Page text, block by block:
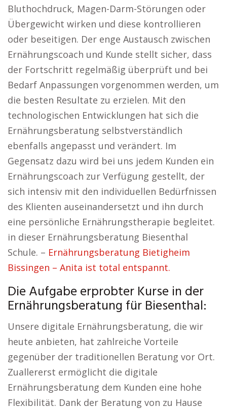
Bluthochdruck, Magen-Darm-Störungen oder
Übergewicht wirken und diese kontrollieren
oder beseitigen. Der enge Austausch zwischen
Ernährungscoach und Kunde stellt sicher, dass
der Fortschritt regelmäßig überprüft und bei
Bedarf Anpassungen vorgenommen werden, um
die besten Resultate zu erzielen. Mit den
technologischen Entwicklungen hat sich die
Ernährungsberatung selbstverständlich
ebenfalls angepasst und verändert. Im
Gegensatz dazu wird bei uns jedem Kunden ein
Ernährungscoach zur Verfügung gestellt, der
sich intensiv mit den individuellen Bedürfnissen
des Klienten auseinandersetzt und ihn durch
eine persönliche Ernährungstherapie begleitet.
in dieser Ernährungsberatung Biesenthal
Schule. – Ernährungsberatung Bietigheim
Bissingen – Anita ist total entspannt.
Die Aufgabe erprobter Kurse in der
Ernährungsberatung für Biesenthal:
Unsere digitale Ernährungsberatung, die wir
heute anbieten, hat zahlreiche Vorteile
gegenüber der traditionellen Beratung vor Ort.
Zuallererst ermöglicht die digitale
Ernährungsberatung dem Kunden eine hohe
Flexibilität. Dank der Beratung von zu Hause